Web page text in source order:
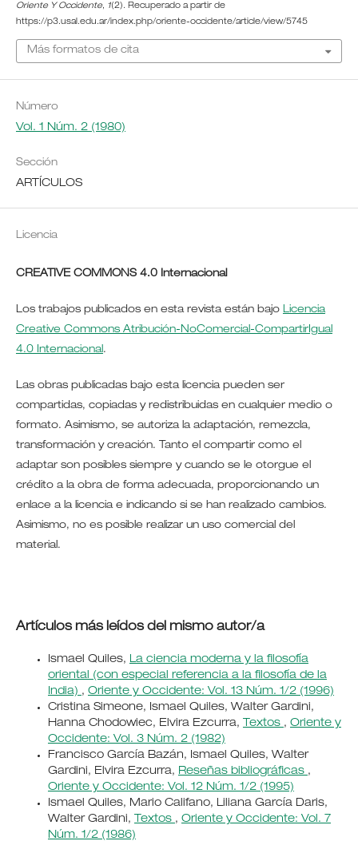
Oriente Y Occidente, 1(2). Recuperado a partir de
https://p3.usal.edu.ar/index.php/oriente-occidente/article/view/5745
Más formatos de cita
Número
Vol. 1 Núm. 2 (1980)
Sección
ARTÍCULOS
Licencia
CREATIVE COMMONS 4.0 Internacional
Los trabajos publicados en esta revista están bajo Licencia
Creative Commons Atribución-NoComercial-CompartirIgual
4.0 Internacional.
Las obras publicadas bajo esta licencia pueden ser
compartidas, copiadas y redistribuidas en cualquier medio o
formato. Asimismo, se autoriza la adaptación, remezcla,
transformación y creación. Tanto el compartir como el
adaptar son posibles siempre y cuando se le otorgue el
crédito a la obra de forma adecuada, proporcionando un
enlace a la licencia e indicando si se han realizado cambios.
Asimismo, no es posible realizar un uso comercial del
material.
Artículos más leídos del mismo autor/a
Ismael Quiles, La ciencia moderna y la filosofía
oriental (con especial referencia a la filosofía de la
India) , Oriente y Occidente: Vol. 13 Núm. 1/2 (1996)
Cristina Simeone, Ismael Quiles, Walter Gardini,
Hanna Chodowiec, Elvira Ezcurra,
Textos , Oriente y
Occidente: Vol. 3 Núm. 2 (1982)
Francisco García Bazán, Ismael Quiles, Walter
Gardini, Elvira Ezcurra, Reseñas bibliográficas ,
Oriente y Occidente: Vol. 12 Núm. 1/2 (1995)
Ismael Quiles, Mario Califano, Liliana García Daris,
Walter Gardini,
Textos , Oriente y Occidente: Vol. 7
Núm. 1/2 (1986)